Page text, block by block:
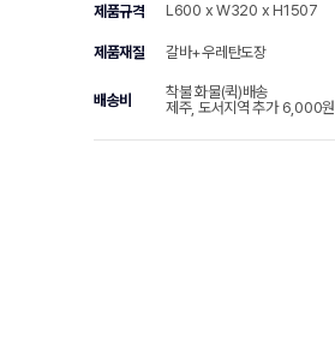
제품규격 L600 x W320 x H1507
제품재질 갈바+우레탄도장
배송비
착불 화물(퀵)배송
제주, 도서지역 추가 6,000원